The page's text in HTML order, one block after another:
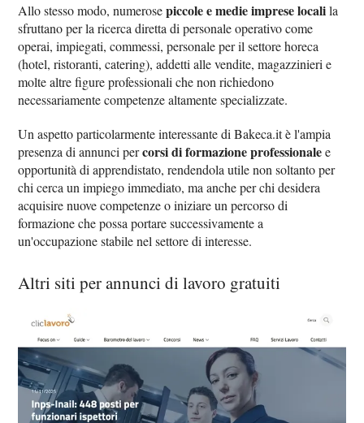
Allo stesso modo, numerosepiccole e medie imprese localila
sfruttano per la ricerca diretta di personale operativo come
operai, impiegati, commessi, personale per il settore horeca
(hotel, ristoranti, catering), addetti alle vendite, magazzinieri e
molte altre figure professionali che non richiedono
necessariamente competenze altamente specializzate.
Un aspetto particolarmente interessante di Bakeca.it è l'ampia
presenza di annunci percorsi di formazione professionalee
opportunità di apprendistato, rendendola utile non soltanto per
chi cerca un impiego immediato, ma anche per chi desidera
acquisire nuove competenze o iniziare un percorso di
formazione che possa portare successivamente a
un'occupazione stabile nel settore di interesse.
Altri siti per annunci di lavoro gratuiti